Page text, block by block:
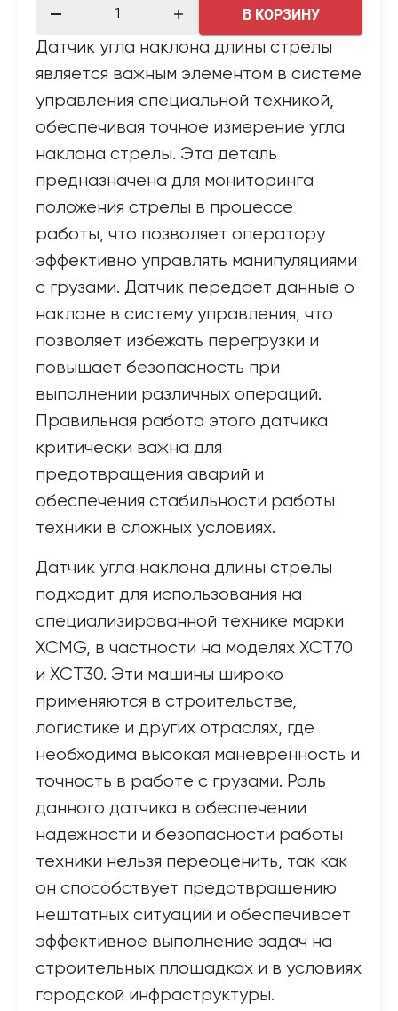
В КОРЗИНУ
Датчик угла наклона длины стрелы
является важным элементом в системе
управления специальной техникой,
обеспечивая точное измерение угла
наклона стрелы. Эта деталь
предназначена для мониторинга
положения стрелы в процессе
работы, что позволяет оператору
эффективно управлять манипуляциями
с грузами. Датчик передает данные о
наклоне в систему управления, что
позволяет избежать перегрузки и
повышает безопасность при
выполнении различных операций.
Правильная работа этого датчика
критически важна для
предотвращения аварий и
обеспечения стабильности работы
техники в сложных условиях.
Датчик угла наклона длины стрелы
подходит для использования на
специализированной технике марки
XCMG, в частности на моделях XCT70
и XCT30. Эти машины широко
применяются в строительстве,
логистике и других отраслях, где
необходима высокая маневренность и
точность в работе с грузами. Роль
данного датчика в обеспечении
надежности и безопасности работы
техники нельзя переоценить, так как
он способствует предотвращению
нештатных ситуаций и обеспечивает
эффективное выполнение задач на
строительных площадках и в условиях
городской инфраструктуры.